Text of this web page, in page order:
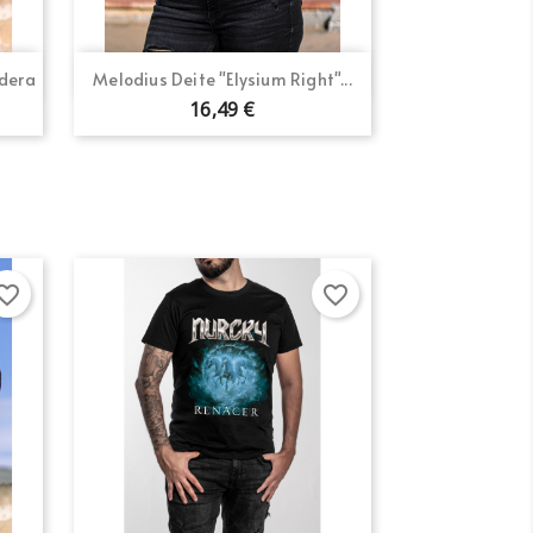
Melodius Deite "Elysium Right"...
16,49 €
Vista rápida
favorite_border